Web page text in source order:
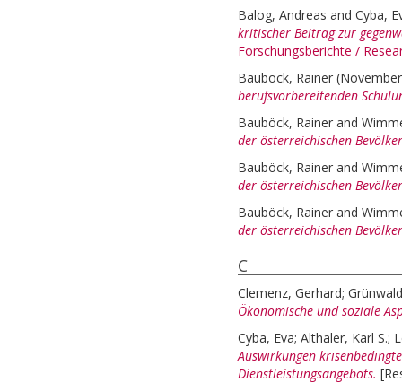
Balog, Andreas and Cyba,
kritischer Beitrag zur
Forschungsberichte /
Bauböck, Rainer
berufsvorbereitenden
Bauböck, Rainer and
der österreichischen
Bauböck, Rainer and
der österreichischen
Bauböck, Rainer and
der österreichischen
C
Clemenz, Gerhard;
Ökonomische und soziale
Cyba, Eva; Althaler, Karl S.;
Auswirkungen
Dienstleistungsangebots.